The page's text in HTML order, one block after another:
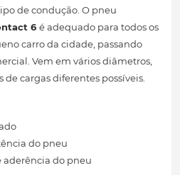
de condução. O pneu
6 é adequado para todos os
carro da cidade, passando
Vem em vários diâmetros,
de cargas diferentes possíveis.
do pneu
aderência do pneu